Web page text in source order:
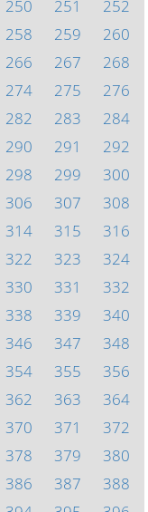
250 251
252
258 259
260
266 267
268
274 275
276
282 283
284
290 291
292
298 299
300
306 307
308
314 315
316
322 323
324
330 331
332
338 339
340
346 347
348
354 355
356
362 363
364
370 371
372
378 379
380
386 387
388